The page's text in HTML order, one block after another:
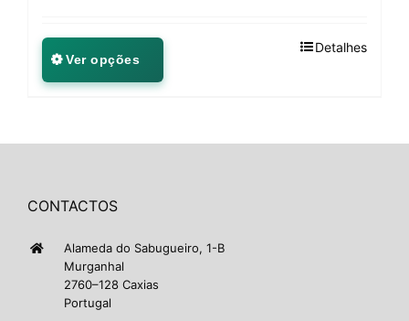
Ver opções
Detalhes
CONTACTOS
Alameda do Sabugueiro, 1-B
Murganhal
2760–128 Caxias
Portugal